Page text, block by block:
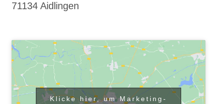
71134 Aidlingen
Klicke hier, um Marketing-